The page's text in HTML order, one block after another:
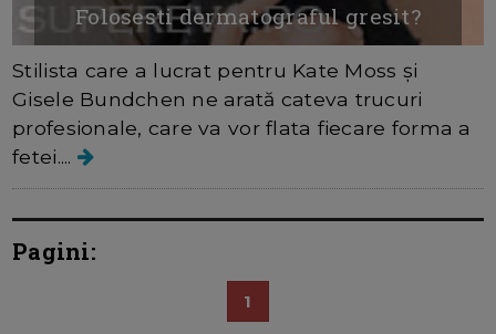
Folosesti dermatograful gresit?
Stilista care a lucrat pentru Kate Moss și
Gisele Bundchen ne arată cateva trucuri
profesionale, care va vor flata fiecare forma a
fetei....
Pagini:
1